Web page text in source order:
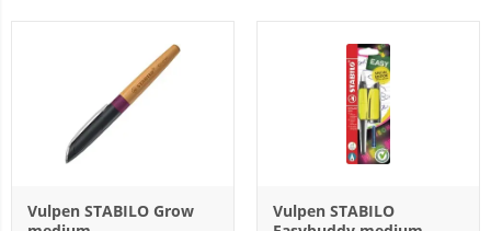
Vulpen STABILO Grow
Vulpen STABILO